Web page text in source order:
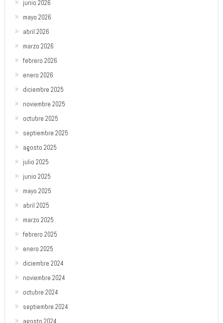
junio 2026
mayo 2026
abril 2026
marzo 2026
febrero 2026
enero 2026
diciembre 2025
noviembre 2025
octubre 2025
septiembre 2025
agosto 2025
julio 2025
junio 2025
mayo 2025
abril 2025
marzo 2025
febrero 2025
enero 2025
diciembre 2024
noviembre 2024
octubre 2024
septiembre 2024
agosto 2024